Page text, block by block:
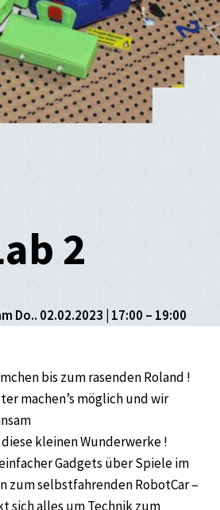
2
Do.. 02.02.2023 | 17:00 – 19:00
bis zum rasenden Roland !
machen’s möglich und wir
kleinen Wunderwerke !
Gadgets über Spiele im
zum selbstfahrenden RobotCar –
sich alles um Technik zum